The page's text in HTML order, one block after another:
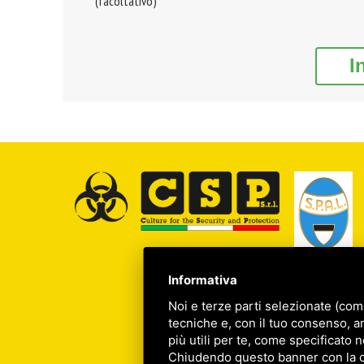
Informativa
Noi e terze parti selezionate
tecniche e, con il tuo consenso,
più utili per te, come specificato
Chiudendo questo banner con la